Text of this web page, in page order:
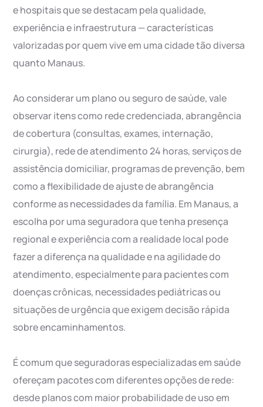
e hospitais que se destacam pela qualidade,
experiência e infraestrutura — características
valorizadas por quem vive em uma cidade tão diversa
quanto Manaus.
Ao considerar um plano ou seguro de saúde, vale
observar itens como rede credenciada, abrangência
de cobertura (consultas, exames, internação,
cirurgia), rede de atendimento 24 horas, serviços de
assistência domiciliar, programas de prevenção, bem
como a flexibilidade de ajuste de abrangência
conforme as necessidades da família. Em Manaus, a
escolha por uma seguradora que tenha presença
regional e experiência com a realidade local pode
fazer a diferença na qualidade e na agilidade do
atendimento, especialmente para pacientes com
doenças crônicas, necessidades pediátricas ou
situações de urgência que exigem decisão rápida
sobre encaminhamentos.
É comum que seguradoras especializadas em saúde
ofereçam pacotes com diferentes opções de rede:
desde planos com maior probabilidade de uso em